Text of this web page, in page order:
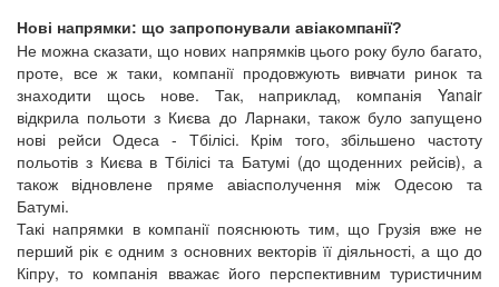
Нові напрямки: що запропонували авіакомпанії?
Не можна сказати, що нових напрямків цього року було багато,
проте, все ж таки, компанії продовжують вивчати ринок та
знаходити щось нове. Так, наприклад, компанія Yanair
відкрила польоти з Києва до Ларнаки, також було запущено
нові рейси Одеса - Тбілісі. Крім того, збільшено частоту
польотів з Києва в Тбілісі та Батумі (до щоденних рейсів), а
також відновлене пряме авіасполучення між Одесою та
Батумі.
Такі напрямки в компанії пояснюють тим, що Грузія вже не
перший рік є одним з основних векторів її діяльності, а що до
Кіпру, то компанія вважає його перспективним туристичним